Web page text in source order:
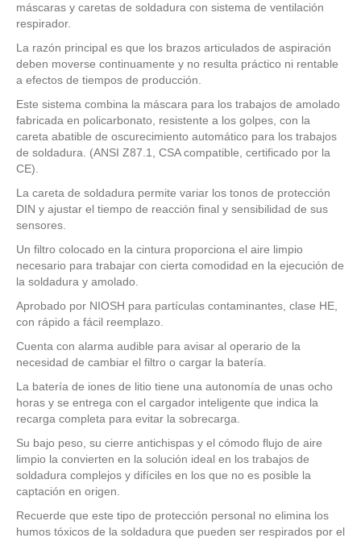
máscaras y caretas de soldadura con sistema de ventilación
respirador.
La razón principal es que los brazos articulados de aspiración
deben moverse continuamente y no resulta práctico ni rentable
a efectos de tiempos de producción.
Este sistema combina la máscara para los trabajos de amolado
fabricada en policarbonato, resistente a los golpes, con la
careta abatible de oscurecimiento automático para los trabajos
de soldadura. (ANSI Z87.1, CSA compatible, certificado por la
CE).
La careta de soldadura permite variar los tonos de protección
DIN y ajustar el tiempo de reacción final y sensibilidad de sus
sensores.
Un filtro colocado en la cintura proporciona el aire limpio
necesario para trabajar con cierta comodidad en la ejecución de
la soldadura y amolado.
Aprobado por NIOSH para partículas contaminantes, clase HE,
con rápido a fácil reemplazo.
Cuenta con alarma audible para avisar al operario de la
necesidad de cambiar el filtro o cargar la batería.
La batería de iones de litio tiene una autonomía de unas ocho
horas y se entrega con el cargador inteligente que indica la
recarga completa para evitar la sobrecarga.
Su bajo peso, su cierre antichispas y el cómodo flujo de aire
limpio la convierten en la solución ideal en los trabajos de
soldadura complejos y difíciles en los que no es posible la
captación en origen.
Recuerde que este tipo de protección personal no elimina los
humos tóxicos de la soldadura que pueden ser respirados por el